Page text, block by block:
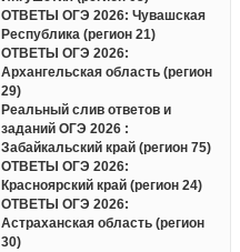
ОТВЕТЫ ОГЭ 2026: Чувашская
Республика (регион 21)
ОТВЕТЫ ОГЭ 2026:
Архангельская область (регион
29)
Реальный слив ответов и
заданий ОГЭ 2026 :
Забайкальский край (регион 75)
ОТВЕТЫ ОГЭ 2026:
Красноярский край (регион 24)
ОТВЕТЫ ОГЭ 2026:
Астраханская область (регион
30)